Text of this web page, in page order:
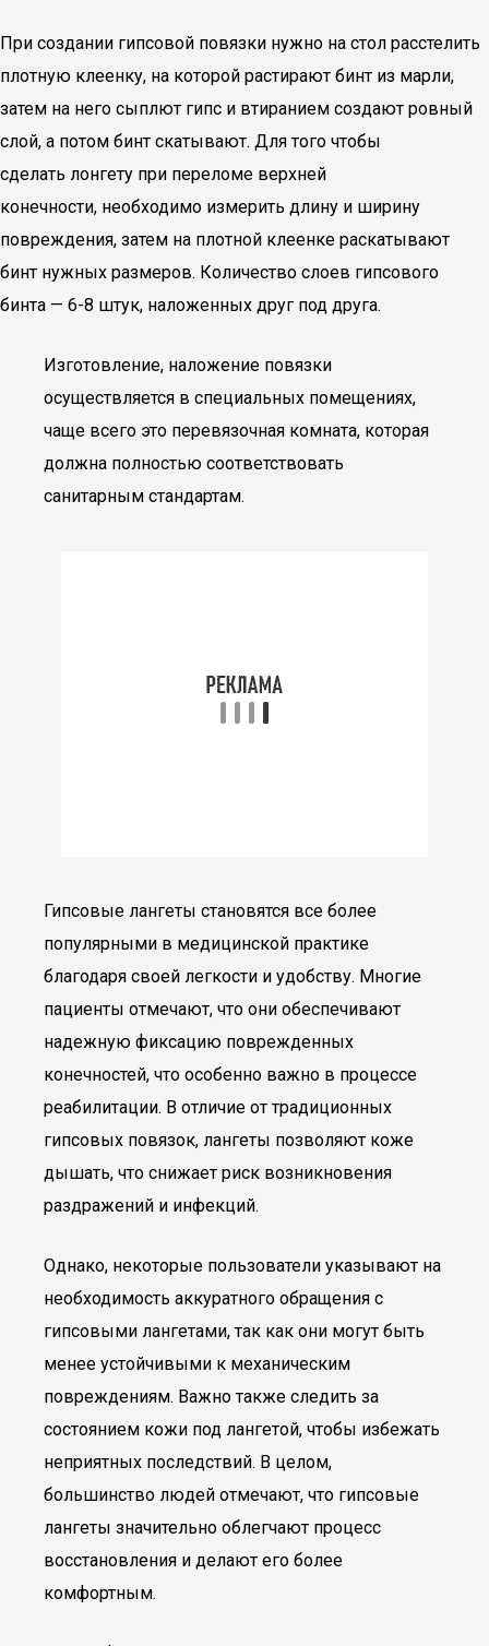
При создании гипсовой повязки нужно на стол расстелить
плотную клеенку, на которой растирают бинт из марли,
затем на него сыплют гипс и втиранием создают ровный
слой, а потом бинт скатывают. Для того чтобы
сделать лонгету при переломе верхней
конечности, необходимо измерить длину и ширину
повреждения, затем на плотной клеенке раскатывают
бинт нужных размеров. Количество слоев гипсового
бинта — 6-8 штук, наложенных друг под друга.
Изготовление, наложение повязки
осуществляется в специальных помещениях,
чаще всего это перевязочная комната, которая
должна полностью соответствовать
санитарным стандартам.
Гипсовые лангеты становятся все более
популярными в медицинской практике
благодаря своей легкости и удобству. Многие
пациенты отмечают, что они обеспечивают
надежную фиксацию поврежденных
конечностей, что особенно важно в процессе
реабилитации. В отличие от традиционных
гипсовых повязок, лангеты позволяют коже
дышать, что снижает риск возникновения
раздражений и инфекций.
Однако, некоторые пользователи указывают на
необходимость аккуратного обращения с
гипсовыми лангетами, так как они могут быть
менее устойчивыми к механическим
повреждениям. Важно также следить за
состоянием кожи под лангетой, чтобы избежать
неприятных последствий. В целом,
большинство людей отмечают, что гипсовые
лангеты значительно облегчают процесс
восстановления и делают его более
комфортным.